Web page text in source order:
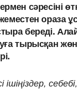
сәресіні
ораза
береді.
тырысқан
ішіңіздер,